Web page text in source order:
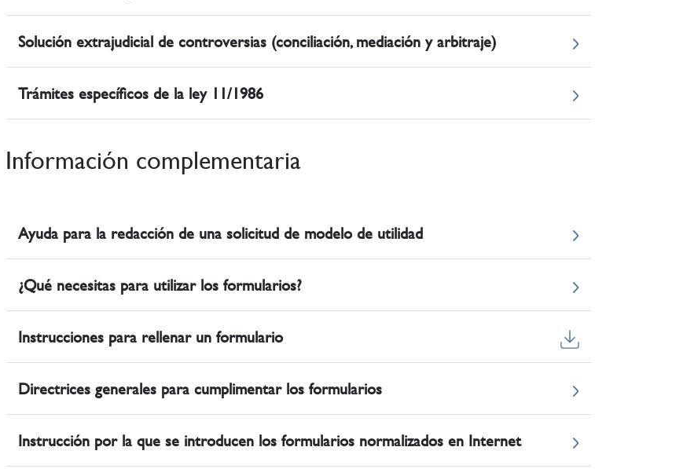
Solución extrajudicial de controversias (conciliación, mediación y arbitraje)
Trámites específicos de la ley 11/1986
Información complementaria
Ayuda para la redacción de una solicitud de modelo de utilidad
¿Qué necesitas para utilizar los formularios?
Instrucciones para rellenar un formulario
Directrices generales para cumplimentar los formularios
Instrucción por la que se introducen los formularios normalizados en Internet